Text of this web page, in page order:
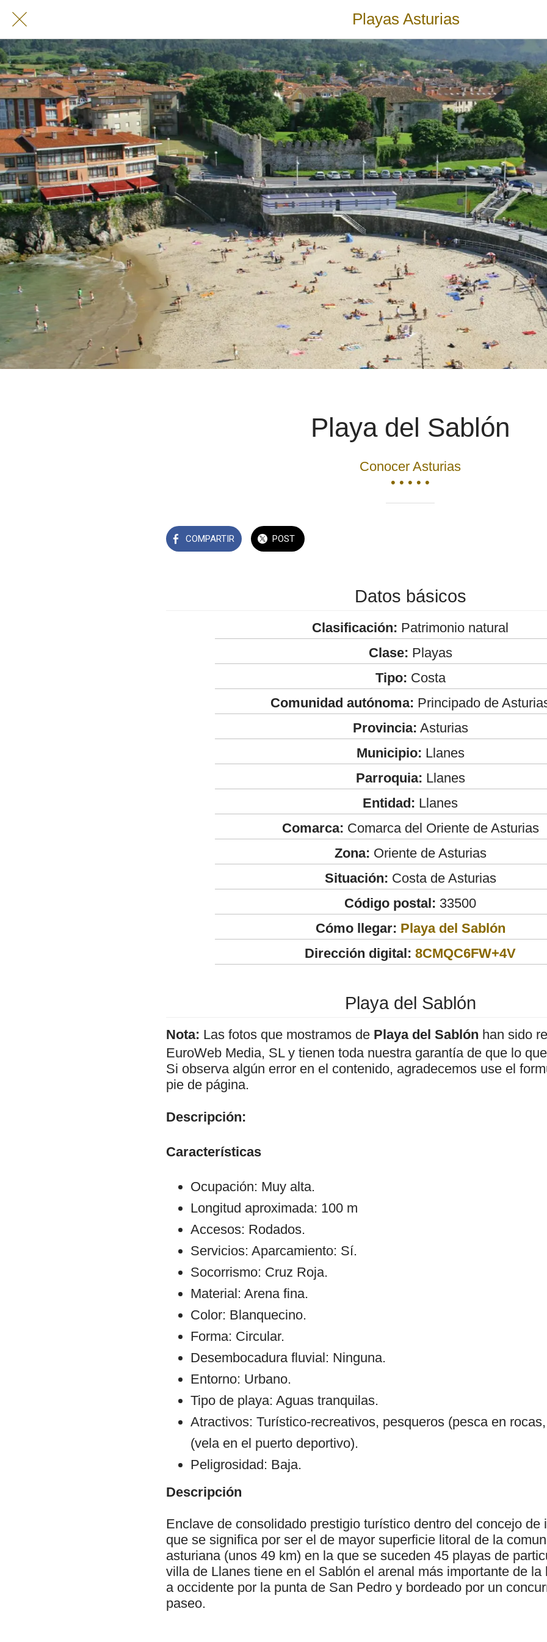
Playas Asturias
Playa del Sablón
Conocer Asturias
• • • • •
COMPARTIR POST
Datos básicos
Clasificación: Patrimonio natural
Clase: Playas
Tipo: Costa
Comunidad autónoma: Principado de
Provincia: Asturias
Municipio: Llanes
Parroquia: Llanes
Entidad: Llanes
Comarca: Comarca del Oriente de Asturias
Zona: Oriente de Asturias
Situación: Costa de Asturias
Código postal: 33500
Cómo llegar: Playa del Sablón
Dirección digital: 8CMQC6FW+4V
Playa del Sablón
Nota: Las fotos que mostramos de Playa del Sablón han sido
EuroWeb Media, SL y tienen toda nuestra garantía de que lo
Si observa algún error en el contenido, agradecemos use el
pie de página.
Descripción:
Características
Ocupación: Muy alta.
Longitud aproximada: 100 m
Accesos: Rodados.
Servicios: Aparcamiento: Sí.
Socorrismo: Cruz Roja.
Material: Arena fina.
Color: Blanquecino.
Forma: Circular.
Desembocadura fluvial: Ninguna.
Entorno: Urbano.
Tipo de playa: Aguas tranquilas.
Atractivos: Turístico-recreativos, pesqueros (pesca en
(vela en el puerto deportivo).
Peligrosidad: Baja.
Descripción
Enclave de consolidado prestigio turístico dentro del concejo de
que se significa por ser el de mayor superficie litoral de la
asturiana (unos 49 km) en la que se suceden 45 playas de
villa de Llanes tiene en el Sablón el arenal más importante de la
a occidente por la punta de San Pedro y bordeado por un
paseo.